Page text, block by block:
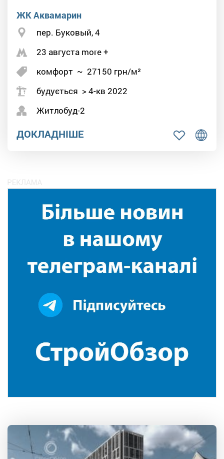
ЖК Аквамарин
пер. Буковый, 4
23 августа more +
комфорт ~ 27150 грн/м²
будується > 4-кв 2022
Житлобуд-2
ДОКЛАДНІШЕ